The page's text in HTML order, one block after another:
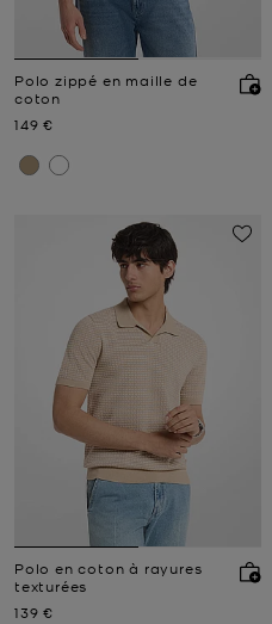
Polo zippé en maille de
coton
Prix actuel
149 €
Polo en coton à rayures
texturées
Prix actuel
139 €